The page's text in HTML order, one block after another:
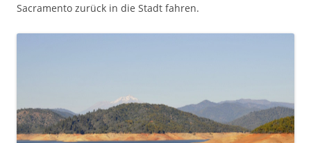
Sacramento zurück in die Stadt fahren.